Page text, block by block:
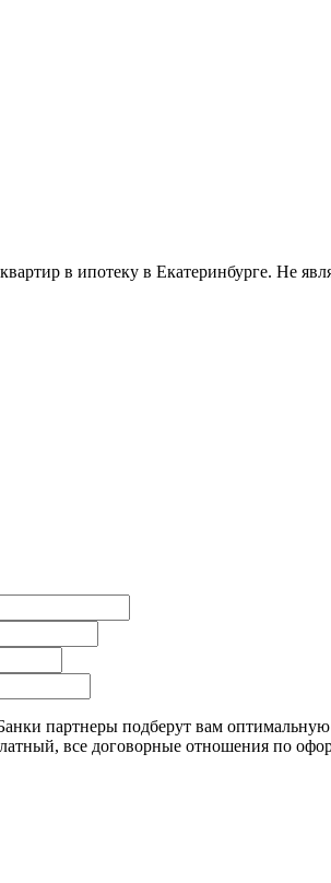
в ипотеку в Екатеринбурге. Не
партнеры подберут вам
все договорные отношения по